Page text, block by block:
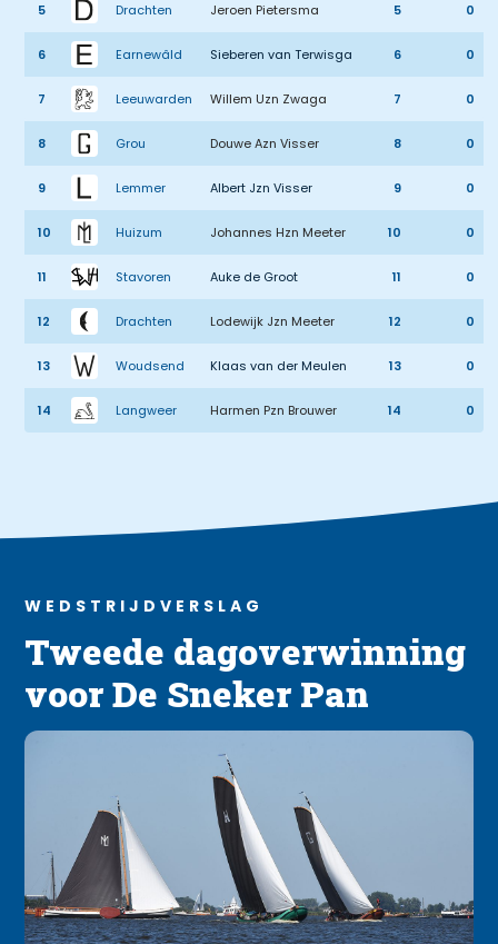
5 Drachten Jeroen Pietersma 5 0
6 Earnewâld Sieberen van Terwisga 6 0
7 Leeuwarden Willem Uzn Zwaga 7 0
8 Grou Douwe Azn Visser 8 0
9 Lemmer Albert Jzn Visser 9 0
10 Huizum Johannes Hzn Meeter 10 0
11 Stavoren Auke de Groot 11 0
12 Drachten Lodewijk Jzn Meeter 12 0
13 Woudsend Klaas van der Meulen 13 0
14 Langweer Harmen Pzn Brouwer 14 0
WEDSTRIJDVERSLAG
Tweede dagoverwinning
voor De Sneker Pan